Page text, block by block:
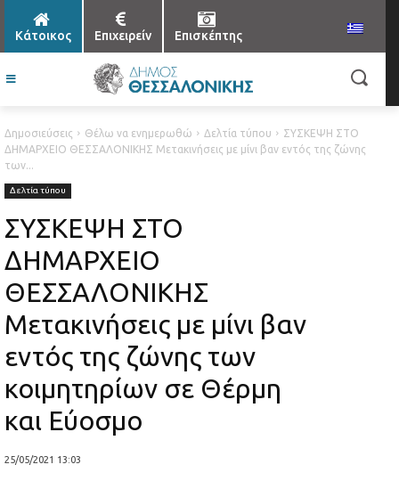
Κάτοικος Επιχειρείν Επισκέπτης
Δημοσιεύσεις Θέλω να ενημερωθώ Δελτία τύπου
ΣΥΣΚΕΨΗ ΣΤΟ
ΔΗΜΑΡΧΕΙΟ ΘΕΣΣΑΛΟΝΙΚΗΣ Μετακινήσεις με μίνι βαν εντός της ζώνης
των...
Δελτία τύπου
ΣΥΣΚΕΨΗ ΣΤΟ
ΔΗΜΑΡΧΕΙΟ
ΘΕΣΣΑΛΟΝΙΚΗΣ
Μετακινήσεις με μίνι βαν
εντός της ζώνης των
κοιμητηρίων σε Θέρμη
και Εύοσμο
25/05/2021 13:03